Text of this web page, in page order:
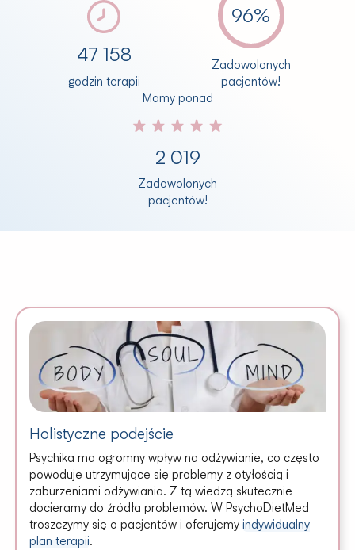
48 433
godzin terapii
99%
Zadowolonych
pacjentów!
Mamy ponad
2 075
Zadowolonych
pacjentów!
Holistyczne podejście
Psychika ma ogromny wpływ na odżywianie, co często
powoduje utrzymujące się problemy z otyłością i
zaburzeniami odżywiania. Z tą wiedzą skutecznie
docieramy do źródła problemów. W PsychoDietMed
troszczymy się o pacjentów i oferujemy indywidualny
plan terapii.